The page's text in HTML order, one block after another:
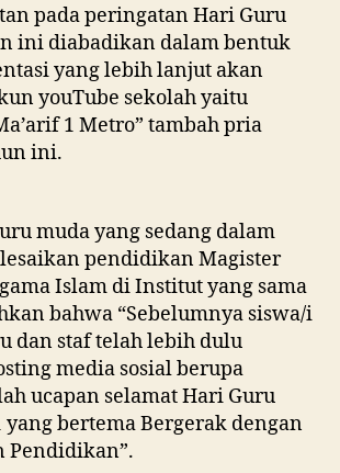
pada peringatan Hari Guru
ini diabadikan dalam bentuk
yang lebih lanjut akan
youTube sekolah yaitu
1 Metro” tambah pria
ini.
muda yang sedang dalam
pendidikan Magister
Islam di Institut yang sama
bahwa “Sebelumnya siswa/i
dan staf telah lebih dulu
media sosial berupa
ucapan selamat Hari Guru
yang bertema Bergerak dengan
Pendidikan”.